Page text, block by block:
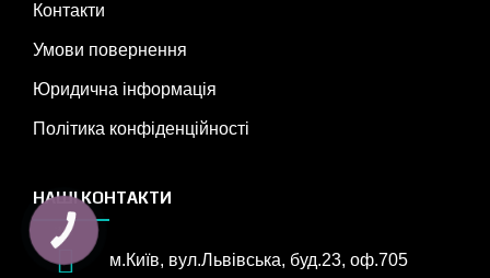
Контакти
Умови повернення
Юридична інформація
Політика конфіденційності
НАШІ КОНТАКТИ
м.Київ, вул.Львівська, буд.23, оф.705
КНОПКА
ЗВ'ЯЗКУ